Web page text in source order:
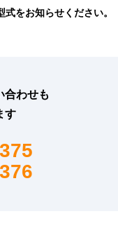
をお知らせください。
合わせも
す